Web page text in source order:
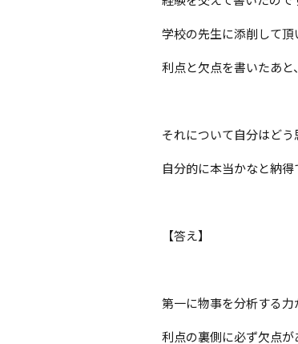
学校の先生に添削して頂
利点と欠点を書いたあと、
それについて自分はどう
自分的に本当かなと納
【答え】
第一に物事を分析する力
利点の裏側に必ず欠点が